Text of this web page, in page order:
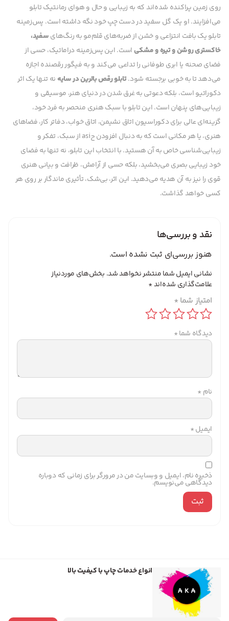
روی زمین پراکنده شده‌اند که به زیبایی و حال و هوای رمانتیک تابلو
می‌افزایند. او یک گل سفید در دست چپ خود نگه داشته است. پس‌زمینه
تابلو یک بافت انتزاعی و خشن از ضربه‌های قلم‌مو به رنگ‌هایسفید،
خاکستری روشن و تیره و مشکی است. این پس‌زمینه دراماتیک، حسی از
فضای صحنه یا ابری طوفانی را تداعی می‌کند و به فیگور رقصنده اجازه
می‌دهد تا به خوبی برجسته شود.تابلو رقص بالرین در سایه نه تنها یک اثر
دکوراتیو است، بلکه دعوتی به غرق شدن در دنیای هنر، موسیقی و
زیبایی‌های پنهان است. این تابلو با سبک هنری منحصر به فرد خود،
گزینه‌ای عالی برای دکوراسیون اتاق نشیمن، اتاق خواب، دفاتر کار، فضاهای
هنری، یا هر مکانی است که به دنبال افزودن حasi از سبک، تفکر و
زیبایی‌شناسی خاص به آن هستید. با انتخاب این تابلو، نه تنها به فضای
خود زیبایی بصری می‌بخشید، بلکه حسی از آرامش، ظرافت و بیانی هنری
قوی را نیز به آن هدیه می‌دهید. این اثر، بی‌شک، تأثیری ماندگار بر روی هر
کسی خواهد گذاشت.
نقد و بررسی‌ها
هنوز بررسی‌ای ثبت نشده است.
نشانی ایمیل شما منتشر نخواهد شد. بخش‌های موردنیاز
علامت‌گذاری شده‌اند*
امتیاز شما *
دیدگاه شما*
نام *
ایمیل*
ذخیره نام، ایمیل و وبسایت من در مرورگر برای زمانی که دوباره
دیدگاهی می‌نویسم.
انواع خدمات چاپ با کیفیت بالا